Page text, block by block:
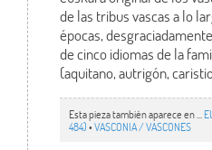
de las tribus vascas a lo
épocas,
de cinco idiomas de la
(aquitano, autrigón,
Esta pieza también aparece en ...
484)•VASCONIA / VASCONES